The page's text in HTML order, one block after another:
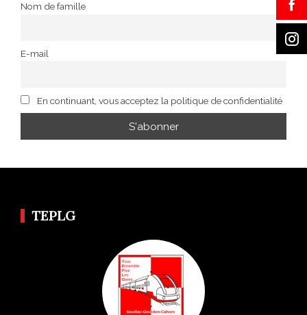
Nom de famille
E-mail
En continuant, vous acceptez la politique de confidentialité
TEPLG